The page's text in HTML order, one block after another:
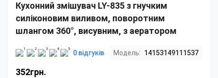
Кухонний змішувач LY-835 з гнучким
силіконовим виливом, поворотним
шлангом 360°, висувним, з аератором
0 відгуків Модель: 14153149111537
352грн.